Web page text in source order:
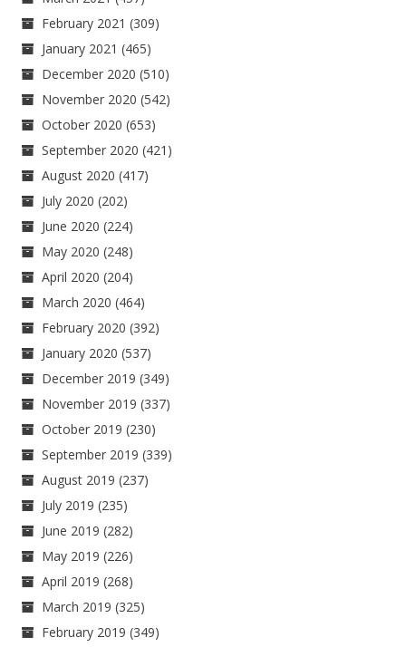
February 2021 (309)
January 2021 (465)
December 2020 (510)
November 2020 (542)
October 2020 (653)
September 2020 (421)
August 2020 (417)
July 2020 (202)
June 2020 (224)
May 2020 (248)
April 2020 (204)
March 2020 (464)
February 2020 (392)
January 2020 (537)
December 2019 (349)
November 2019 (337)
October 2019 (230)
September 2019 (339)
August 2019 (237)
July 2019 (235)
June 2019 (282)
May 2019 (226)
April 2019 (268)
March 2019 (325)
February 2019 (349)